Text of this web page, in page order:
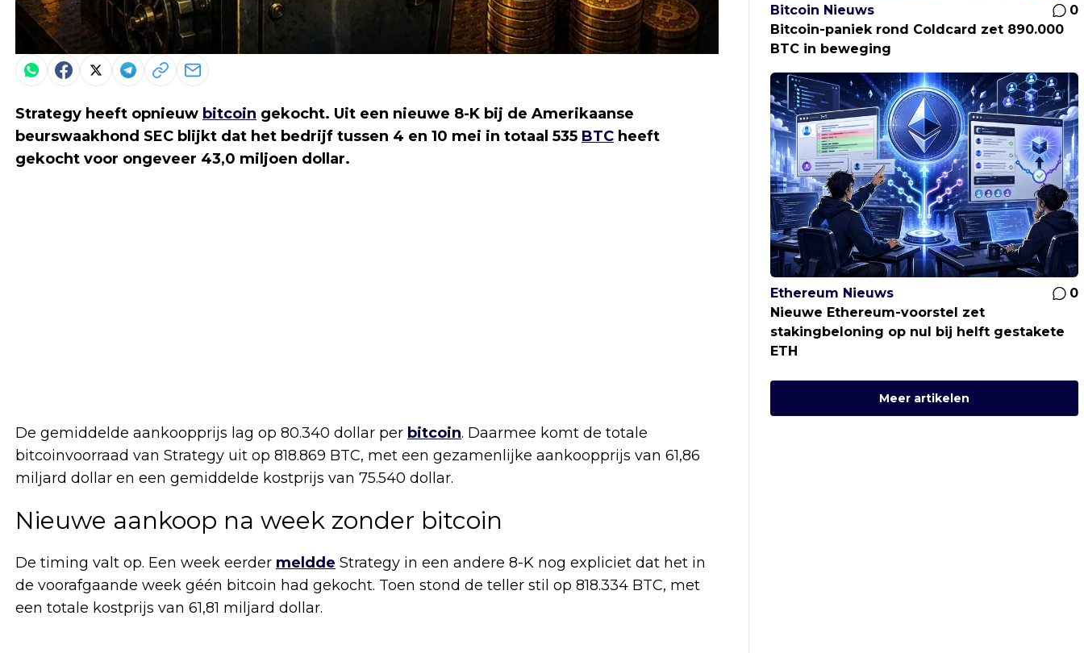
Strategy heeft opnieuw bitcoin gekocht. Uit een nieuwe 8-K bij de Amerikaanse
beurswaakhond SEC blijkt dat het bedrijf tussen 4 en 10 mei in totaal 535 BTC heeft
gekocht voor ongeveer 43,0 miljoen dollar.
De gemiddelde aankoopprijs lag op 80.340 dollar per bitcoin. Daarmee komt de totale
bitcoinvoorraad van Strategy uit op 818.869 BTC, met een gezamenlijke aankoopprijs van 61,86
miljard dollar en een gemiddelde kostprijs van 75.540 dollar.
Nieuwe aankoop na week zonder bitcoin
De timing valt op. Een week eerder meldde Strategy in een andere 8-K nog expliciet dat het in
de voorafgaande week géén bitcoin had gekocht. Toen stond de teller stil op 818.334 BTC, met
een totale kostprijs van 61,81 miljard dollar.
Bitcoin Nieuws
0
Bitcoin-paniek rond Coldcard zet 890.000
BTC in beweging
Ethereum Nieuws
0
Nieuwe Ethereum-voorstel zet
stakingbeloning op nul bij helft gestakete
ETH
Meer artikelen